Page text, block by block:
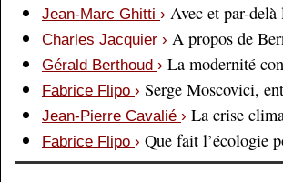
Jean-Marc Ghitti › Avec et par-
Charles Jacquier › A propos de
Gérald Berthoud › La modernité
Fabrice Flipo › Serge Moscovici,
Jean-Pierre Cavalié › La crise
Fabrice Flipo › Que fait l’écologie